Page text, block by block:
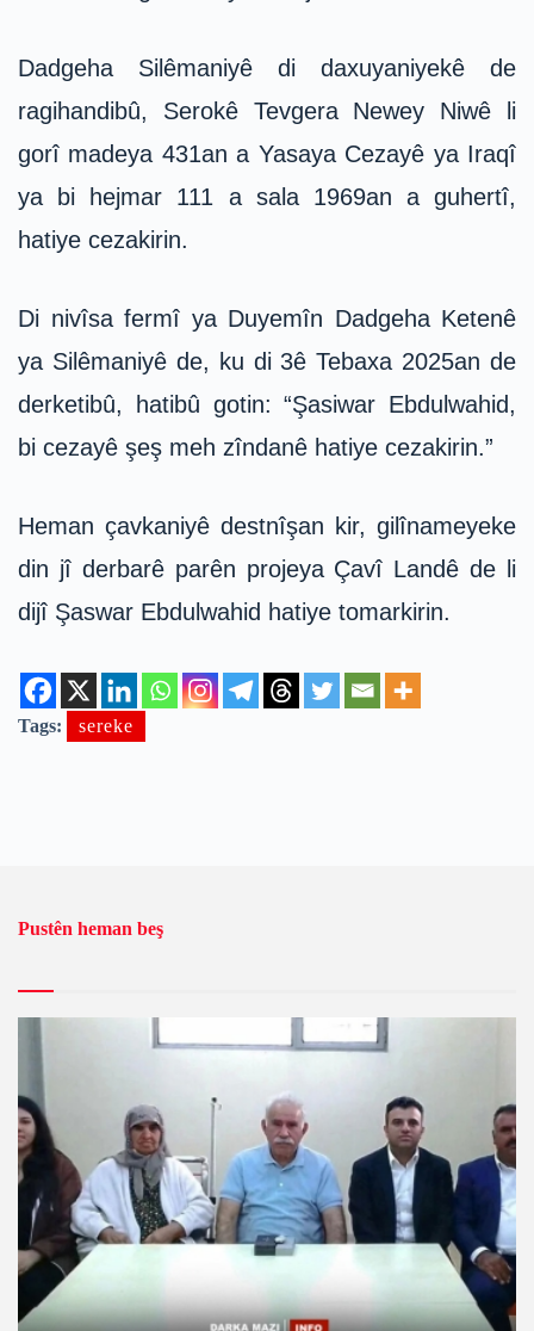
Dadgeha Silêmaniyê di daxuyaniyekê de
ragihandibû, Serokê Tevgera Newey Niwê li
gorî madeya 431an a Yasaya Cezayê ya Iraqî
ya bi hejmar 111 a sala 1969an a guhertî,
hatiye cezakirin.
Di nivîsa fermî ya Duyemîn Dadgeha Ketenê
ya Silêmaniyê de, ku di 3ê Tebaxa 2025an de
derketibû, hatibû gotin: “Şasiwar Ebdulwahid,
bi cezayê şeş meh zîndanê hatiye cezakirin.”
Heman çavkaniyê destnîşan kir, gilînameyeke
din jî derbarê parên projeya Çavî Landê de li
dijî Şaswar Ebdulwahid hatiye tomarkirin.
Tags: sereke
Pustên heman beş